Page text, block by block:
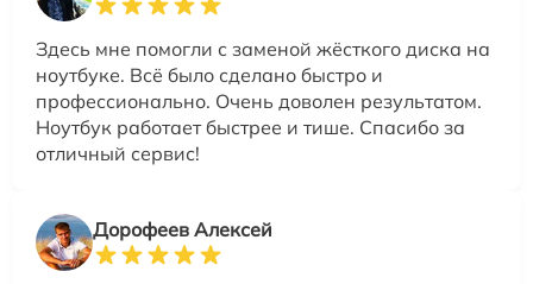
Здесь мне помогли с заменой жёсткого диска на
ноутбуке. Всё было сделано быстро и
профессионально. Очень доволен результатом.
Ноутбук работает быстрее и тише. Спасибо за
отличный сервис!
Дорофеев Алексей